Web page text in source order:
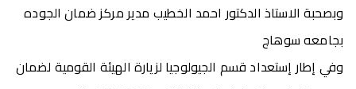
وبصحبة الاستاذ الدكتور احمد الخطيب مدير مركز ضمان الجوده
بجامعه سوهاج
وفي إطار إستعداد قسم الجيولوجيا لزيارة الهيئة القومية لضمان